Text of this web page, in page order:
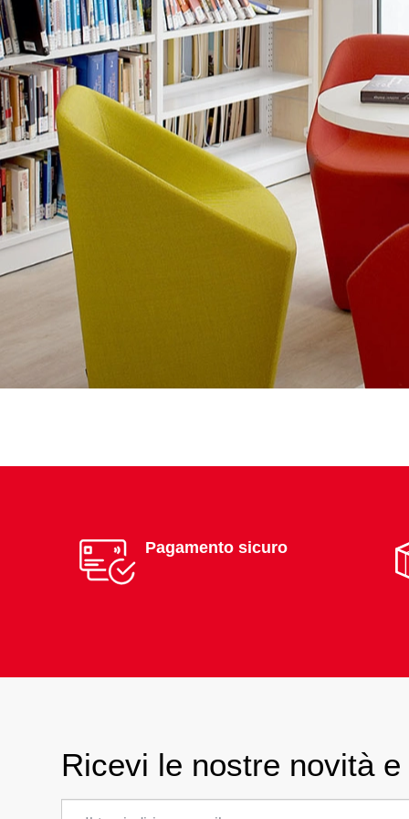
Pagamento sicuro
Ricevi le nostre novità